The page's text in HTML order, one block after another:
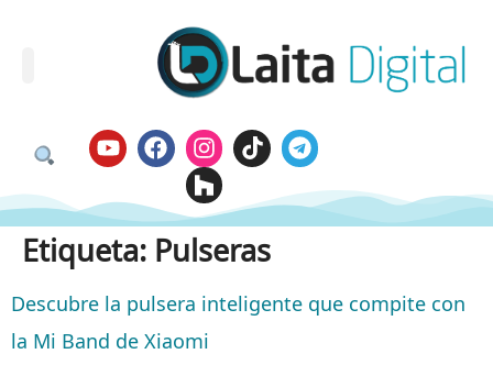
Etiqueta: Pulseras
Descubre la pulsera inteligente que compite con
la Mi Band de Xiaomi